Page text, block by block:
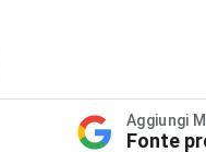
Aggiungi
Fonte